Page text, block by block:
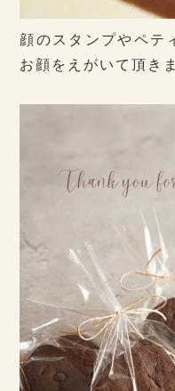
顔のスタンプやペテ
お顔をえがいて頂き